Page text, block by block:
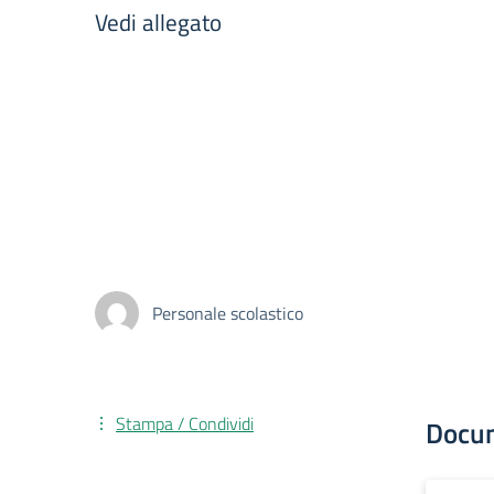
Vedi allegato
Personale scolastico
Stampa / Condividi